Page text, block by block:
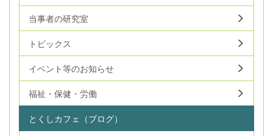
当事者の研究室
トピックス
イベント等のお知らせ
福祉・保健・労働
とくしカフェ（ブログ）